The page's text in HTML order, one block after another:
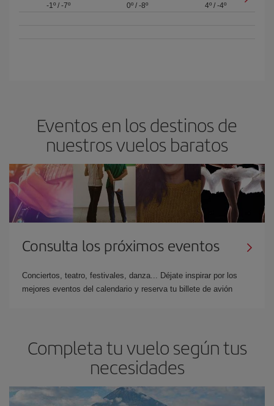
-1º/ -7º
0º/ -8º
4º /-4º
Eventos en los destinos de
nuestros vuelos baratos
Consulta los próximos eventos
Conciertos, teatro, festivales, danza... Déjate inspirar por los
mejores eventos del calendario y reserva tu billete de avión
Completa tu vuelo según tus
necesidades